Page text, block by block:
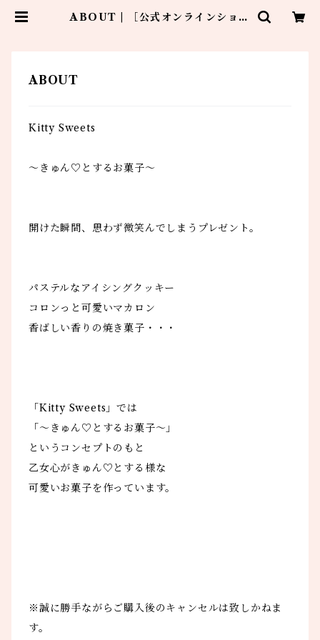
ABOUT | ［公式オンラインショッ
ABOUT
Kitty Sweets
〜きゅん♡とするお菓子〜
開けた瞬間、思わず微笑んでしまうプレゼント。
パステルなアイシングクッキー
コロンっと可愛いマカロン
香ばしい香りの焼き菓子・・・
「Kitty Sweets」では
「〜きゅん♡とするお菓子〜」
というコンセプトのもと
乙女心がきゅん♡とする様な
可愛いお菓子を作っています。
※誠に勝手ながらご購入後のキャンセルは致しかねま
す。